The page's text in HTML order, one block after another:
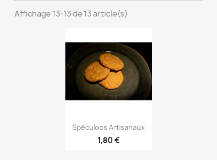
Affichage 13-13 de 13 article(s)
Aperçu rapide
Spéculoos Artisanaux
1,80 €